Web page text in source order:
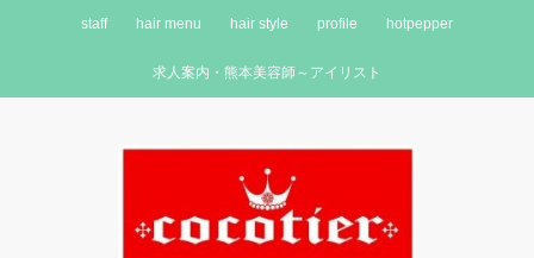
staff hair menu hair style profile hotpepper
求人案内・熊本美容師～アイリスト